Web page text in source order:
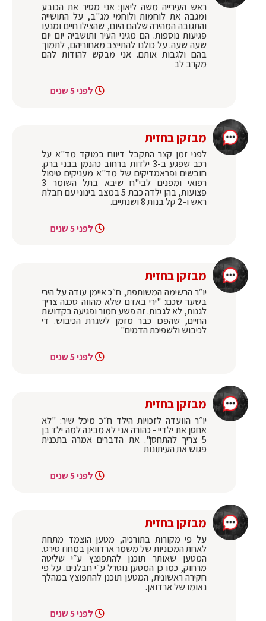
ראש העירייה משה ליאון: אני מסיר את הכובע
ומגבה את לוחמות ולוחמי מג"ב, על התושייה
והתגובה המהירה שלהם היום, שהצילו חיים ומנעו
פגיעות נוספות. הם מגיני העיר ותושביה יום יום
שעה שעה. על כולנו להתייצב מאחוריהם, לתמוך
בהם ולגבות אותם. אני מבקש להודות להם
מקרב לב
לפני 5 שנים
מבזקן בחזית
לפני זמן קצר התקבל דיווח במוקד מד"א על
רכב שפגע ב-3 ילדות ברחוב כהנמן בבני ברק.
חובשים ופראמדיקים של מד"א מעניקים טיפול
רפואי ומפנים לבי"ח שיבא בתל השומר 3
פצועות, בהן ילדה כבת 5 במצב בינוני עם חבלת
ראש ו-2 קל בנות 8 ושנתיים.
לפני 5 שנים
מבזקן בחזית
יו״ר הרשימה המשותפת, ח״כ איימן עודה על הירי
בשער שכם: "ירי באדם שלא מהווה סכנה צריך
לגנות, לא לגבות. זה פשע חמור ופגיעה בקדושת
החיים, שהפכו כבר מזמן לשגרת הכיבוש. די
לכיבוש ולשפיכת הדמים"
לפני 5 שנים
מבזקן בחזית
יו״ר הוועדה לזכויות הילד ח״כ מיכל שיר: "לא
אחסן את ילדיי - כהורה אני לא מבינה למה ילד בן
5 צריך להתחסן". את הדברים אמרה בתכנית
פגוש את העיתונות
לפני 5 שנים
מבזקן בחזית
על פי מקורות בתורכיה, מטען הוצמד מתחת
לאחת המכוניות של משמר ארדוואן במחוז סירט.
המטען שאותר תוכנן להתפוצץ ע״י שליטה
מרחוק, כמו כן המטען נוטרל ע״י חבלנים. על פי
חקירה ראשונית, המטען תוכנן להתפוצץ במהלך
נאומו של ארדואן.
לפני 5 שנים